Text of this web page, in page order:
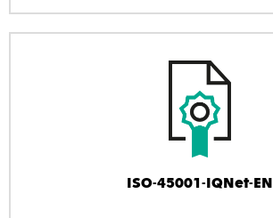
ISO-45001-IQNet-EN